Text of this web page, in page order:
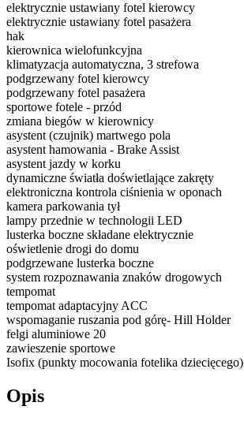
elektrycznie ustawiany fotel kierowcy
elektrycznie ustawiany fotel pasażera
hak
kierownica wielofunkcyjna
klimatyzacja automatyczna, 3 strefowa
podgrzewany fotel kierowcy
podgrzewany fotel pasażera
sportowe fotele - przód
zmiana biegów w kierownicy
asystent (czujnik) martwego pola
asystent hamowania - Brake Assist
asystent jazdy w korku
dynamiczne światła doświetlające zakręty
elektroniczna kontrola ciśnienia w oponach
kamera parkowania tył
lampy przednie w technologii LED
lusterka boczne składane elektrycznie
oświetlenie drogi do domu
podgrzewane lusterka boczne
system rozpoznawania znaków drogowych
tempomat
tempomat adaptacyjny ACC
wspomaganie ruszania pod górę- Hill Holder
felgi aluminiowe 20
zawieszenie sportowe
Isofix (punkty mocowania fotelika dziecięcego)
Opis